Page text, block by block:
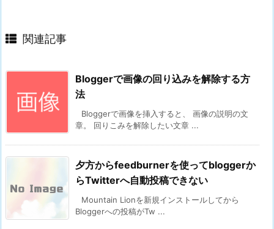
関連記事
Bloggerで画像の回り込みを解除する方
法
Bloggerで画像を挿入すると、 画像の説明の文
章。 回りこみを解除したい文章 ...
夕方からfeedburnerを使ってbloggerか
らTwitterへ自動投稿できない
Mountain Lionを新規インストールしてから
Bloggerへの投稿がTw ...